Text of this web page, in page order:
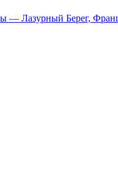
— Лазурный Берег,